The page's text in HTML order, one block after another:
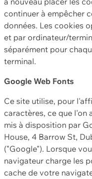
continuer à empêcher
données. Les cookies
et par ordinateur/
séparément pour
terminal.
Google Web Fonts
Ce site utilise, pour
caractères, ce que l'on
mis à disposition par
House, 4 Barrow St,
("Google"). Lorsque
navigateur charge les
cache de votre